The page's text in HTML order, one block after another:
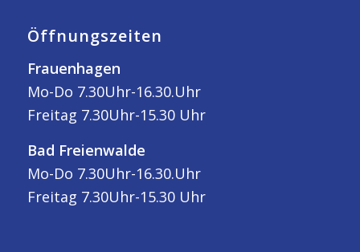
Öffnungszeiten
Frauenhagen
Mo-Do 7.30Uhr-16.30.Uhr
Freitag 7.30Uhr-15.30 Uhr
Bad Freienwalde
Mo-Do 7.30Uhr-16.30.Uhr
Freitag 7.30Uhr-15.30 Uhr